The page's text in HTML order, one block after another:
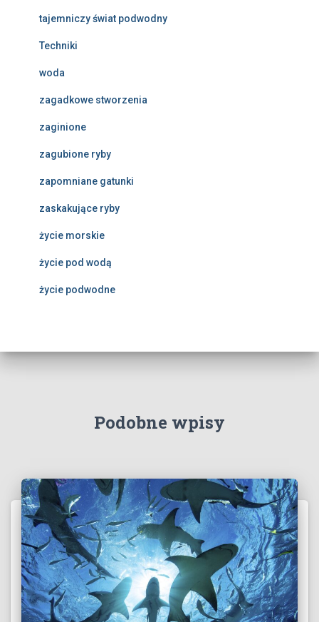
tajemniczy świat podwodny
Techniki
woda
zagadkowe stworzenia
zaginione
zagubione ryby
zapomniane gatunki
zaskakujące ryby
życie morskie
życie pod wodą
życie podwodne
Podobne wpisy